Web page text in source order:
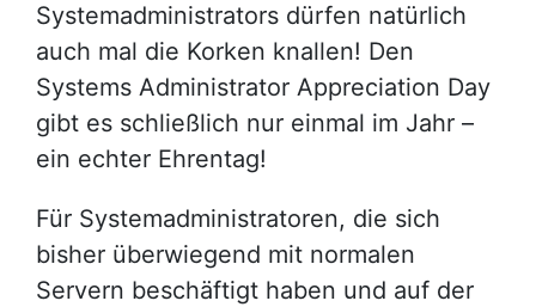
Systemadministrators dürfen natürlich
auch mal die Korken knallen! Den
Systems Administrator Appreciation Day
gibt es schließlich nur einmal im Jahr –
ein echter Ehrentag!
Für Systemadministratoren, die sich
bisher überwiegend mit normalen
Servern beschäftigt haben und auf der